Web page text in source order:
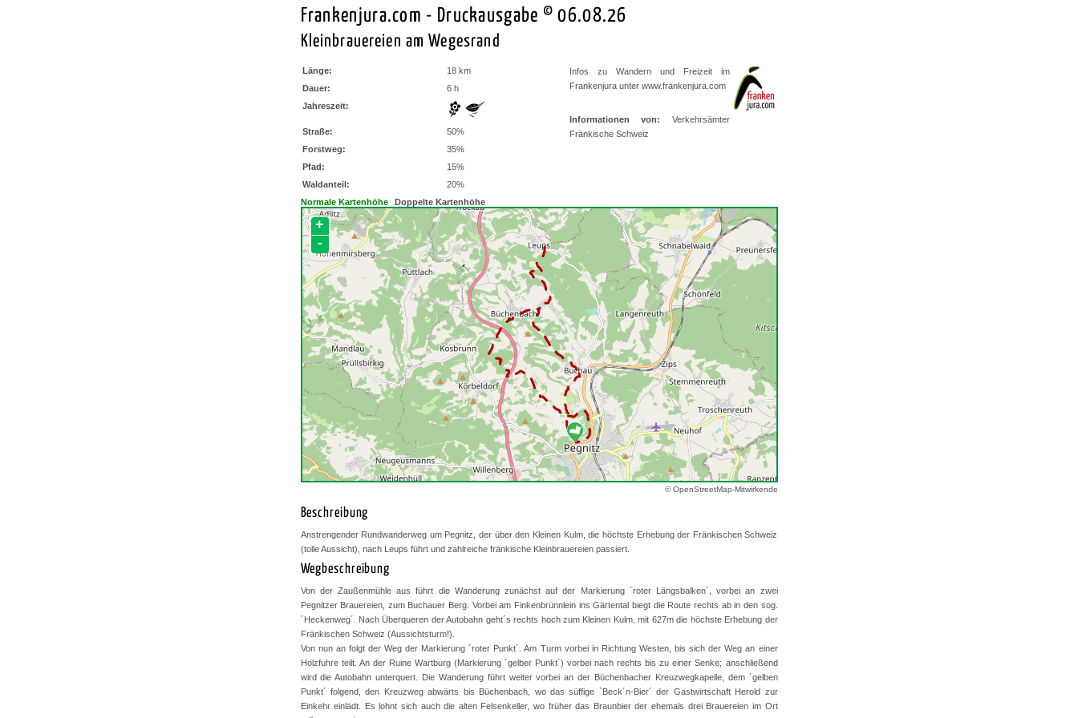
Frankenjura.com - Druckausgabe © 06.08.26
Kleinbrauereien am Wegesrand
Länge:
18 km
Dauer:
6 h
Jahreszeit:
Straße:
50%
Forstweg:
35%
Pfad:
15%
Waldanteil:
20%
Infos zu Wandern und Freizeit im
Frankenjura unter www.frankenjura.com
Informationen von: Verkehrsämter
Fränkische Schweiz
Normale Kartenhöhe Doppelte Kartenhöhe
+
-
© OpenStreetMap-Mitwirkende
Beschreibung
Anstrengender Rundwanderweg um Pegnitz, der über den Kleinen Kulm, die höchste Erhebung der Fränkischen Schweiz
(tolle Aussicht), nach Leups führt und zahlreiche fränkische Kleinbrauereien passiert.
Wegbeschreibung
Von der Zaußenmühle aus führt die Wanderung zunächst auf der Markierung ´roter Längsbalken´, vorbei an zwei
Pegnitzer Brauereien, zum Buchauer Berg. Vorbei am Finkenbrünnlein ins Gärtental biegt die Route rechts ab in den sog.
´Heckenweg´. Nach Überqueren der Autobahn geht´s rechts hoch zum Kleinen Kulm, mit 627m die höchste Erhebung der
Fränkischen Schweiz (Aussichtsturm!).
Von nun an folgt der Weg der Markierung ´roter Punkt´. Am Turm vorbei in Richtung Westen, bis sich der Weg an einer
Holzfuhre teilt. An der Ruine Wartburg (Markierung ´gelber Punkt´) vorbei nach rechts bis zu einer Senke; anschließend
wird die Autobahn unterquert. Die Wanderung führt weiter vorbei an der Büchenbacher Kreuzwegkapelle, dem ´gelben
Punkt´ folgend, den Kreuzweg abwärts bis Büchenbach, wo das süffige `Beck´n-Bier´ der Gastwirtschaft Herold zur
Einkehr einlädt. Es lohnt sich auch die alten Felsenkeller, wo früher das Braunbier der ehemals drei Brauereien im Ort